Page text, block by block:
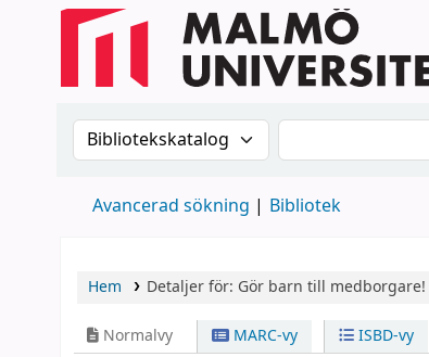
Sök i katalogen efter:Sök i katalogen
Avancerad sökning Bibliotek
Hem Detaljer för: Gör barn till medborgare!
Normalvy MARC-vy ISBD-vy